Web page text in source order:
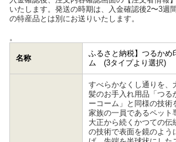
いたします。発送の時期は、入金確認後2〜3週
の特産品とは別にお送りいたします。
。
名称
ふるさと納税】つるかめ
ム (3タイプより選択)
すべらかなくし通りを、
髪のお手入れ用品「つる
ーコーム」と同様の技術
家族の一員であるペット
大正から続くかつての伝
の技術で表面を鏡のよう